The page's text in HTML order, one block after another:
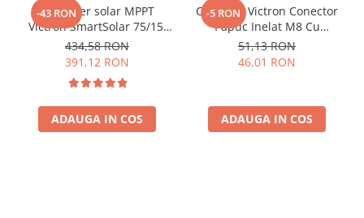
Electronice
Invertoare Tensiune
Roboti Pornire Auto
Statii de incarcare vehicule
UPS Centrale Termice
-43 RON
Controler solar MPPT
Victron SmartSolar 75/15,
15A 12V/24V, cu Bluetooth
integrat
434,58 RON
391,12 RON
ADAUGA IN COS
-5 RON
Conector Victron Conector
Papuc Inelat M8 Cu
Siguranta Fuzibila Ato De
30A Bpc900110014 M8,
siguranta (BPC900110014)
51,13 RON
46,01 RON
ADAUGA IN COS